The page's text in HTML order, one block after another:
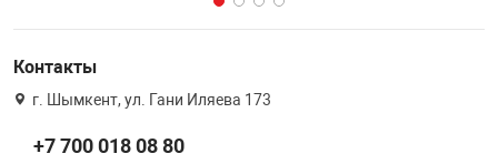
Контакты
г. Шымкент, ул. Гани Иляева 173
+7 700 018 08 80